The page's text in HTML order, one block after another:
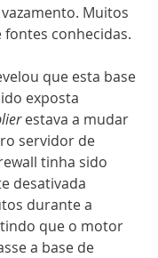
Muitos
conhecidas.
que esta base
exposta
estava a mudar
servidor de
tinha sido
desativada
durante a
que o motor
a base de